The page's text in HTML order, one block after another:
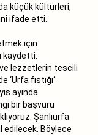
küçük kültürleri,
ifade etti.
için
kaydetti:
lezzetlerin tescili
‘Urfa fıstığı‘
ayında
bir başvuru
Şanlıurfa
edilecek. Böylece